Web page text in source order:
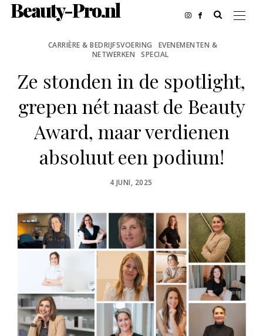
Beauty-Pro.nl
CARRIÈRE & BEDRIJFSVOERING
EVENEMENTEN &
NETWERKEN
SPECIAL
Ze stonden in de spotlight,
grepen nét naast de Beauty
Award, maar verdienen
absoluut een podium!
POSTED
4 JUNI, 2025